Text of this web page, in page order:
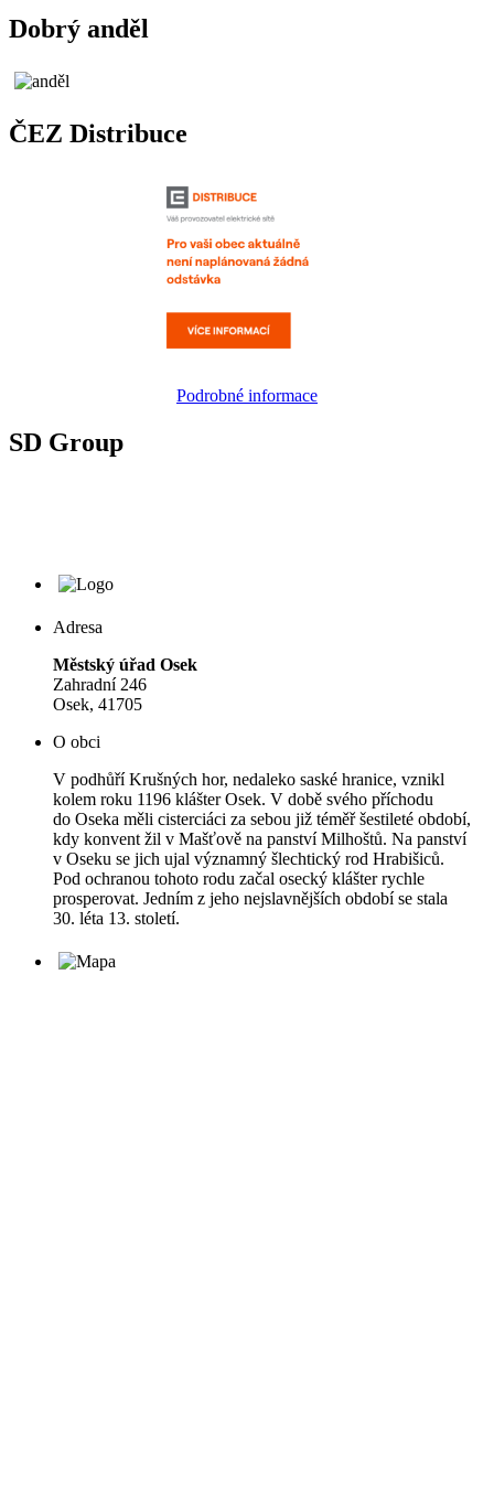
Dobrý anděl
ČEZ Distribuce
Podrobné informace
SD Group
Adresa
Městský úřad Osek
Zahradní 246
Osek, 41705
O obci
V podhůří Krušných hor, nedaleko saské hranice, vznikl
kolem roku 1196 klášter Osek. V době svého příchodu
do Oseka měli cisterciáci za sebou již téměř šestileté období,
kdy konvent žil v Mašťově na panství Milhoštů. Na panství
v Oseku se jich ujal významný šlechtický rod Hrabišiců.
Pod ochranou tohoto rodu začal osecký klášter rychle
prosperovat. Jedním z jeho nejslavnějších období se stala
30. léta 13. století.